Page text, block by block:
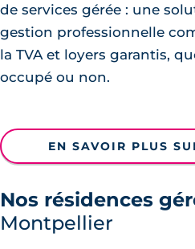
de services gérée : une
gestion professionnelle
la TVA et loyers garantis,
occupé ou non.
EN SAVOIR PLUS
Nos résidences
Montpellier